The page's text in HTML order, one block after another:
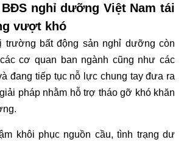
nghỉ dưỡng Việt Nam tái
vượt khó
trường bất động sản nghỉ dưỡng còn
cơ quan ban ngành cũng như các
đang tiếp tục nỗ lực chung tay đưa ra
pháp nhằm hỗ trợ tháo gỡ khó khăn
khôi phục nguồn cầu, tình trạng dư